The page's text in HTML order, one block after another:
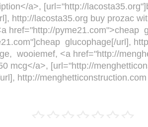
a>, [url="http://
http://lacosta35.org buy prozac
href="http://pyme21.com">cheap
glucophage[/url],
wooiemef, <a href="http://
mcg</a>, [url="http://
http://